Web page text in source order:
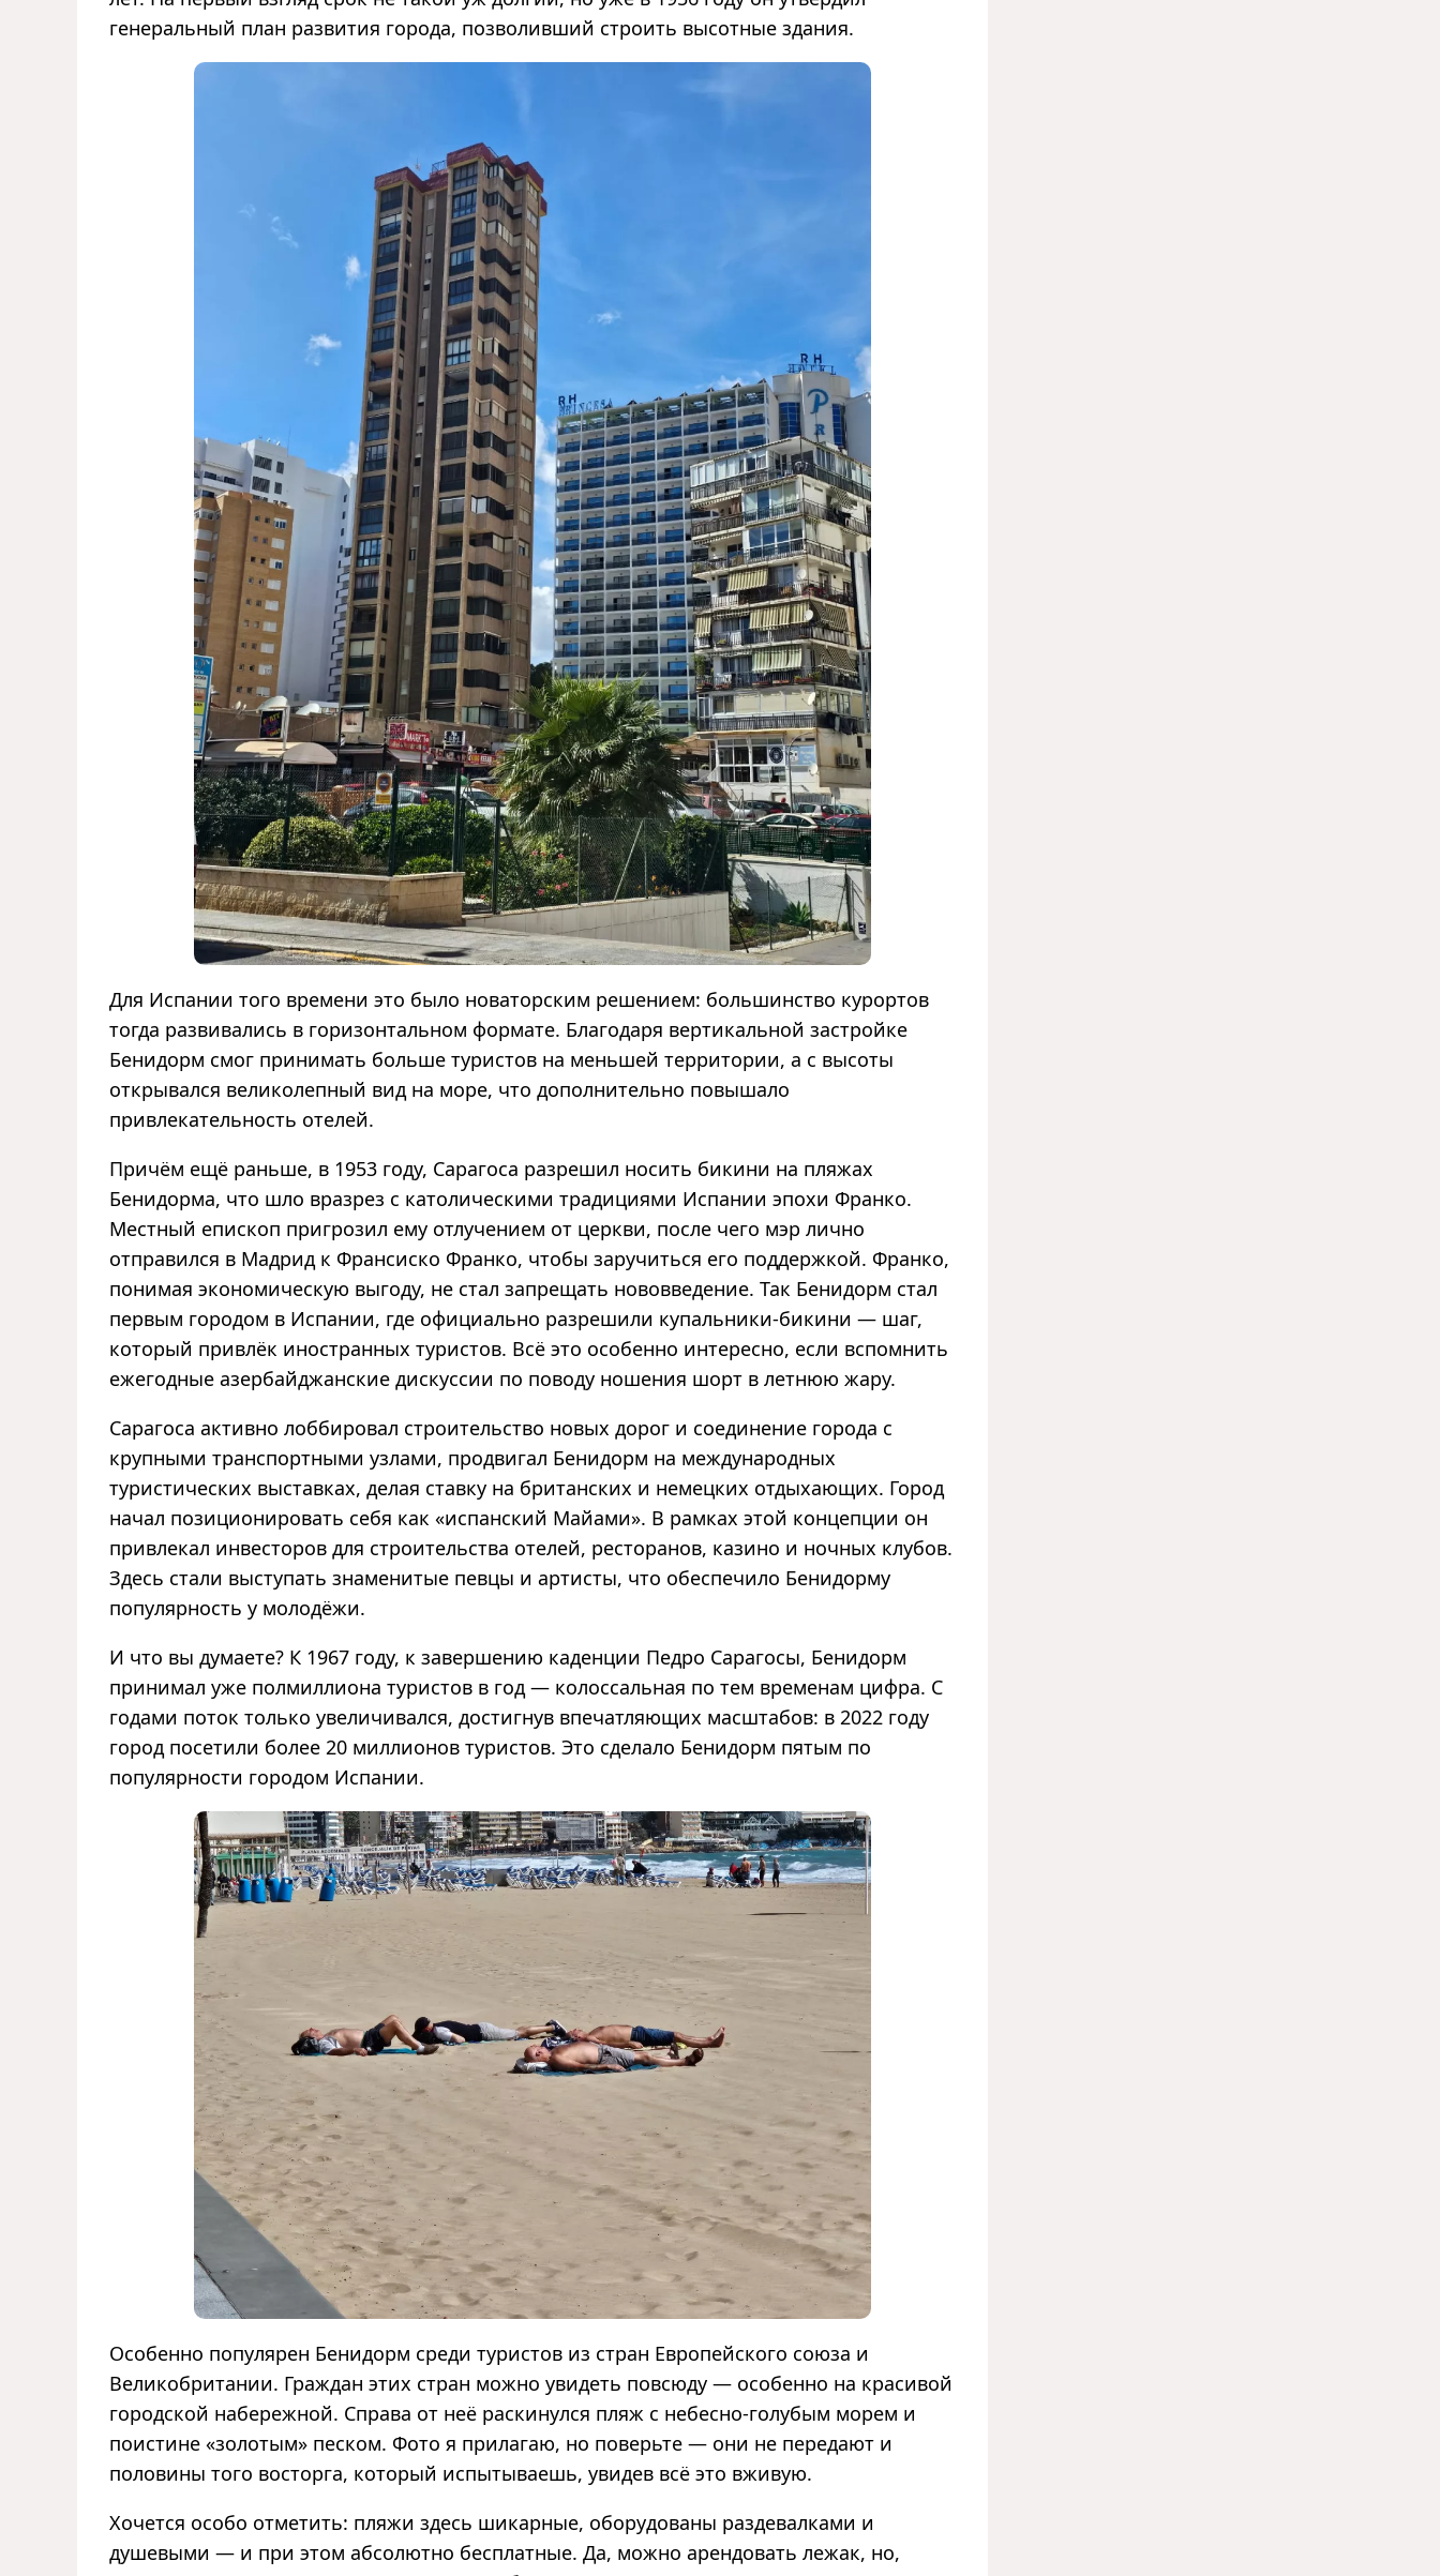
генеральный план развития города, позволивший строить высотные здания.
Для Испании того времени это было новаторским решением: большинство курортов
тогда развивались в горизонтальном формате. Благодаря вертикальной застройке
Бенидорм смог принимать больше туристов на меньшей территории, а с высоты
открывался великолепный вид на море, что дополнительно повышало
привлекательность отелей.
Причём ещё раньше, в 1953 году, Сарагоса разрешил носить бикини на пляжах
Бенидорма, что шло вразрез с католическими традициями Испании эпохи Франко.
Местный епископ пригрозил ему отлучением от церкви, после чего мэр лично
отправился в Мадрид к Франсиско Франко, чтобы заручиться его поддержкой. Франко,
понимая экономическую выгоду, не стал запрещать нововведение. Так Бенидорм стал
первым городом в Испании, где официально разрешили купальники-бикини — шаг,
который привлёк иностранных туристов. Всё это особенно интересно, если вспомнить
ежегодные азербайджанские дискуссии по поводу ношения шорт в летнюю жару.
Сарагоса активно лоббировал строительство новых дорог и соединение города с
крупными транспортными узлами, продвигал Бенидорм на международных
туристических выставках, делая ставку на британских и немецких отдыхающих. Город
начал позиционировать себя как «испанский Майами». В рамках этой концепции он
привлекал инвесторов для строительства отелей, ресторанов, казино и ночных клубов.
Здесь стали выступать знаменитые певцы и артисты, что обеспечило Бенидорму
популярность у молодёжи.
И что вы думаете? К 1967 году, к завершению каденции Педро Сарагосы, Бенидорм
принимал уже полмиллиона туристов в год — колоссальная по тем временам цифра. С
годами поток только увеличивался, достигнув впечатляющих масштабов: в 2022 году
город посетили более 20 миллионов туристов. Это сделало Бенидорм пятым по
популярности городом Испании.
Особенно популярен Бенидорм среди туристов из стран Европейского союза и
Великобритании. Граждан этих стран можно увидеть повсюду — особенно на красивой
городской набережной. Справа от неё раскинулся пляж с небесно-голубым морем и
поистине «золотым» песком. Фото я прилагаю, но поверьте — они не передают и
половины того восторга, который испытываешь, увидев всё это вживую.
Хочется особо отметить: пляжи здесь шикарные, оборудованы раздевалками и
душевыми — и при этом абсолютно бесплатные. Да, можно арендовать лежак, но,